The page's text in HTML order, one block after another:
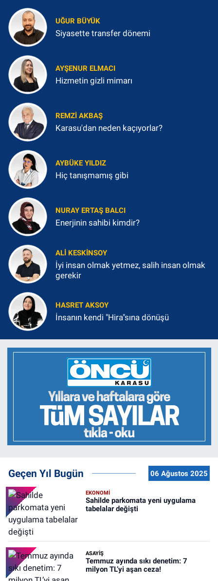
UĞUR BÜYÜK
Siyasette transfer dönemi
AYŞENUR ELMACI
Hizmetin gizli mimarı
REMZI AKBAŞ
Karasu'dan neden kaçıyorlar?
AYBÜKE YILDIZ
Hiç tanışmamış gibi
NURAY ERTAŞ BALCI
Enerjinin sahibi kimdir?
ALI KESKINSOY
İyi insan olmak yetmez, salih insan olmak
gerekir
HASRET AKSOY
İnsanın kendi "Hira"sına dönüşü
Geçen Yıl Bugün 06 Ağustos 2025
EKONOMİ
Sahilde parkomata yeni uygulama
tabelalar değişti
ASAYİŞ
Temmuz ayında sıkı denetim: 7
milyon TL’yi aşan ceza!